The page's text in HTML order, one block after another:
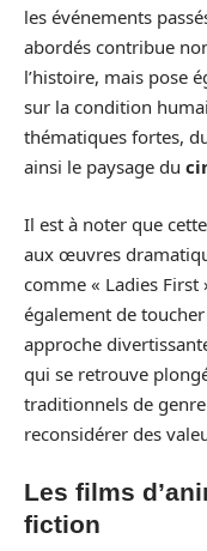
les événements
abordés contribue
l’histoire, mais pose
sur la condition
thématiques fortes,
ainsi le paysage du
Il est à noter que
aux œuvres
comme « Ladies First
également de
approche
qui se retrouve
traditionnels de
reconsidérer des
Les films
fiction